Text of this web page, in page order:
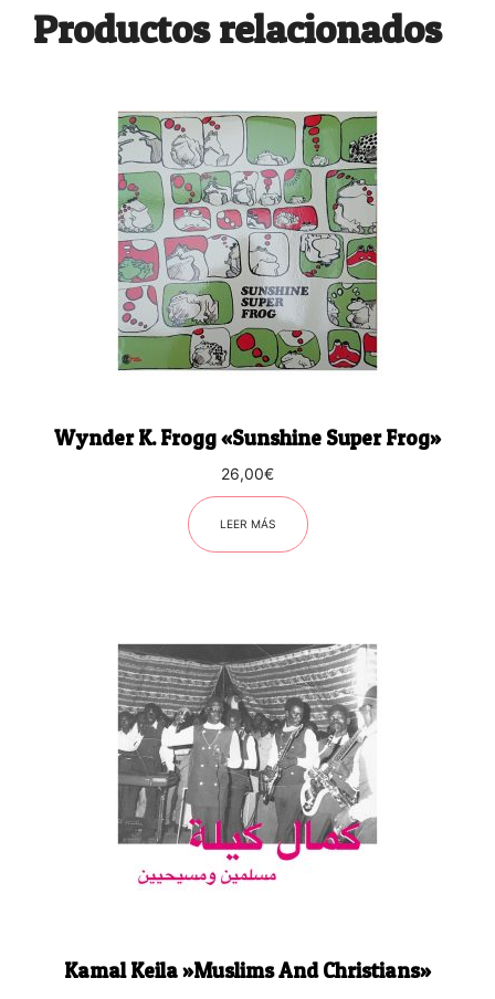
Productos relacionados
Wynder K. Frogg «Sunshine Super Frog»
26,00€
LEER MÁS
Kamal Keila ‎»Muslims And Christians»